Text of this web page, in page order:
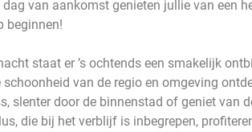
dag van aankomst genieten jullie van een
beginnen!
staat er ’s ochtends een smakelijk
van de regio en omgeving
slenter door de binnenstad of geniet van
die bij het verblijf is inbegrepen,